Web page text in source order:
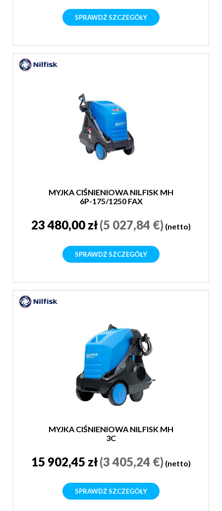
SPRAWDŹ SZCZEGÓŁY
MYJKA CIŚNIENIOWA NILFISK MH
6P-175/1250 FAX
23 480,00 zł(5 027,84 €) (netto)
SPRAWDŹ SZCZEGÓŁY
MYJKA CIŚNIENIOWA NILFISK MH
3C
15 902,45 zł(3 405,24 €) (netto)
SPRAWDŹ SZCZEGÓŁY